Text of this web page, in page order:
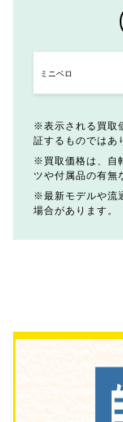
表示される買取
証するものではあ
買取価格は、自
ツや付属品の有無
最新モデルや流
場合があります。